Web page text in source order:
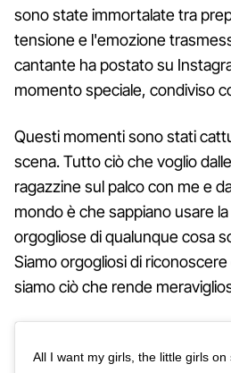
sono state immortalate tra
tensione e l'emozione
cantante ha postato su
momento speciale, condiviso
Questi momenti sono stati
scena. Tutto ciò che voglio
ragazzine sul palco con me e
mondo è che sappiano usare
orgogliose di qualunque cosa
Siamo orgogliosi di
siamo ciò che rende
All I want my girls, the little girls